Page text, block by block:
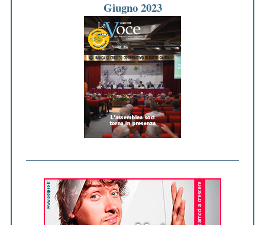
Giugno 2023